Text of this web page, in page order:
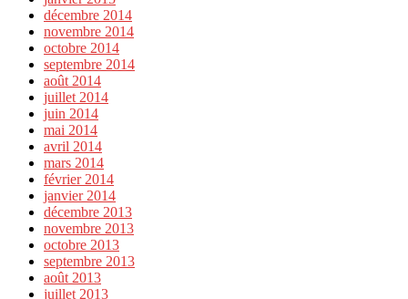
décembre 2014
novembre 2014
octobre 2014
septembre 2014
août 2014
juillet 2014
juin 2014
mai 2014
avril 2014
mars 2014
février 2014
janvier 2014
décembre 2013
novembre 2013
octobre 2013
septembre 2013
août 2013
juillet 2013